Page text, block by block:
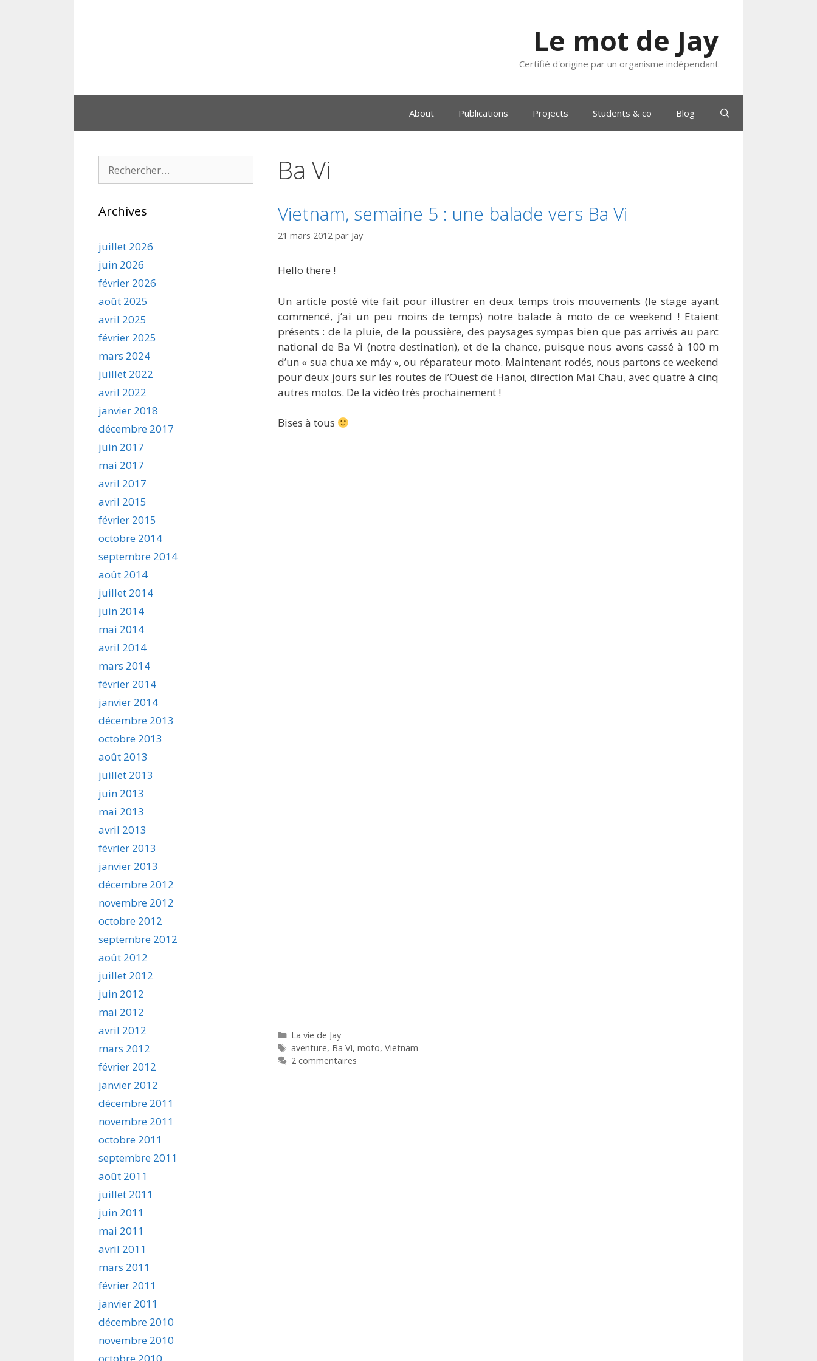
Le mot de Jay
Certifié d'origine par un organisme indépendant
About Publications Projects Students & co Blog
Ba Vi
Vietnam, semaine 5 : une balade vers Ba Vi
21 mars 2012 par Jay
Hello there !
Un article posté vite fait pour illustrer en deux temps trois mouvements (le stage ayant
commencé, j’ai un peu moins de temps) notre balade à moto de ce weekend ! Etaient
présents : de la pluie, de la poussière, des paysages sympas bien que pas arrivés au parc
national de Ba Vi (notre destination), et de la chance, puisque nous avons cassé à 100 m
d’un « sua chua xe máy », ou réparateur moto. Maintenant rodés, nous partons ce weekend
pour deux jours sur les routes de l’Ouest de Hanoï, direction Mai Chau, avec quatre à cinq
autres motos. De la vidéo très prochainement !
Bises à tous
Catégories
La vie de Jay
Étiquettes
aventure, Ba Vi, moto, Vietnam
2 commentaires
Archives
juillet 2026
juin 2026
février 2026
août 2025
avril 2025
février 2025
mars 2024
juillet 2022
avril 2022
janvier 2018
décembre 2017
juin 2017
mai 2017
avril 2017
avril 2015
février 2015
octobre 2014
septembre 2014
août 2014
juillet 2014
juin 2014
mai 2014
avril 2014
mars 2014
février 2014
janvier 2014
décembre 2013
octobre 2013
août 2013
juillet 2013
juin 2013
mai 2013
avril 2013
février 2013
janvier 2013
décembre 2012
novembre 2012
octobre 2012
septembre 2012
août 2012
juillet 2012
juin 2012
mai 2012
avril 2012
mars 2012
février 2012
janvier 2012
décembre 2011
novembre 2011
octobre 2011
septembre 2011
août 2011
juillet 2011
juin 2011
mai 2011
avril 2011
mars 2011
février 2011
janvier 2011
décembre 2010
novembre 2010